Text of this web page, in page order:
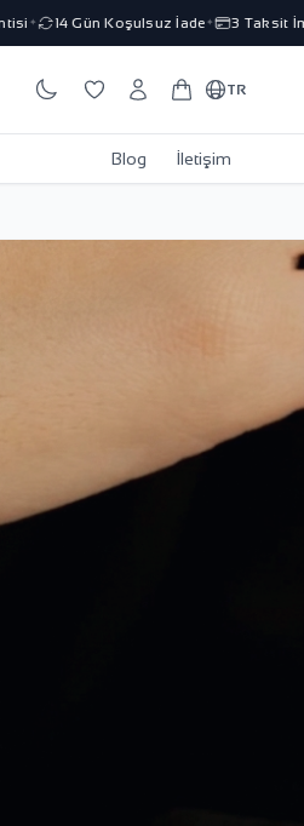
14 Gün Koşulsuz İade ✦ 3 Taksit İmkanı✦
TR
Blog İletişim